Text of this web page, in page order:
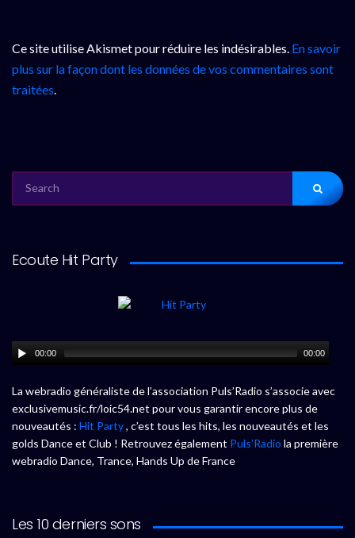
Ce site utilise Akismet pour réduire les indésirables. En savoir
plus sur la façon dont les données de vos commentaires sont
traitées.
FOR:
Ecoute Hit Party
00:00 00:00
La webradio généraliste de l’association Puls’Radio s’associe avec
exclusivemusic.fr/loic54.net pour vous garantir encore plus de
nouveautés : Hit Party, c’est tous les hits, les nouveautés et les
golds Dance et Club ! Retrouvez également Puls’Radio la première
webradio Dance, Trance, Hands Up de France
Les 10 derniers sons